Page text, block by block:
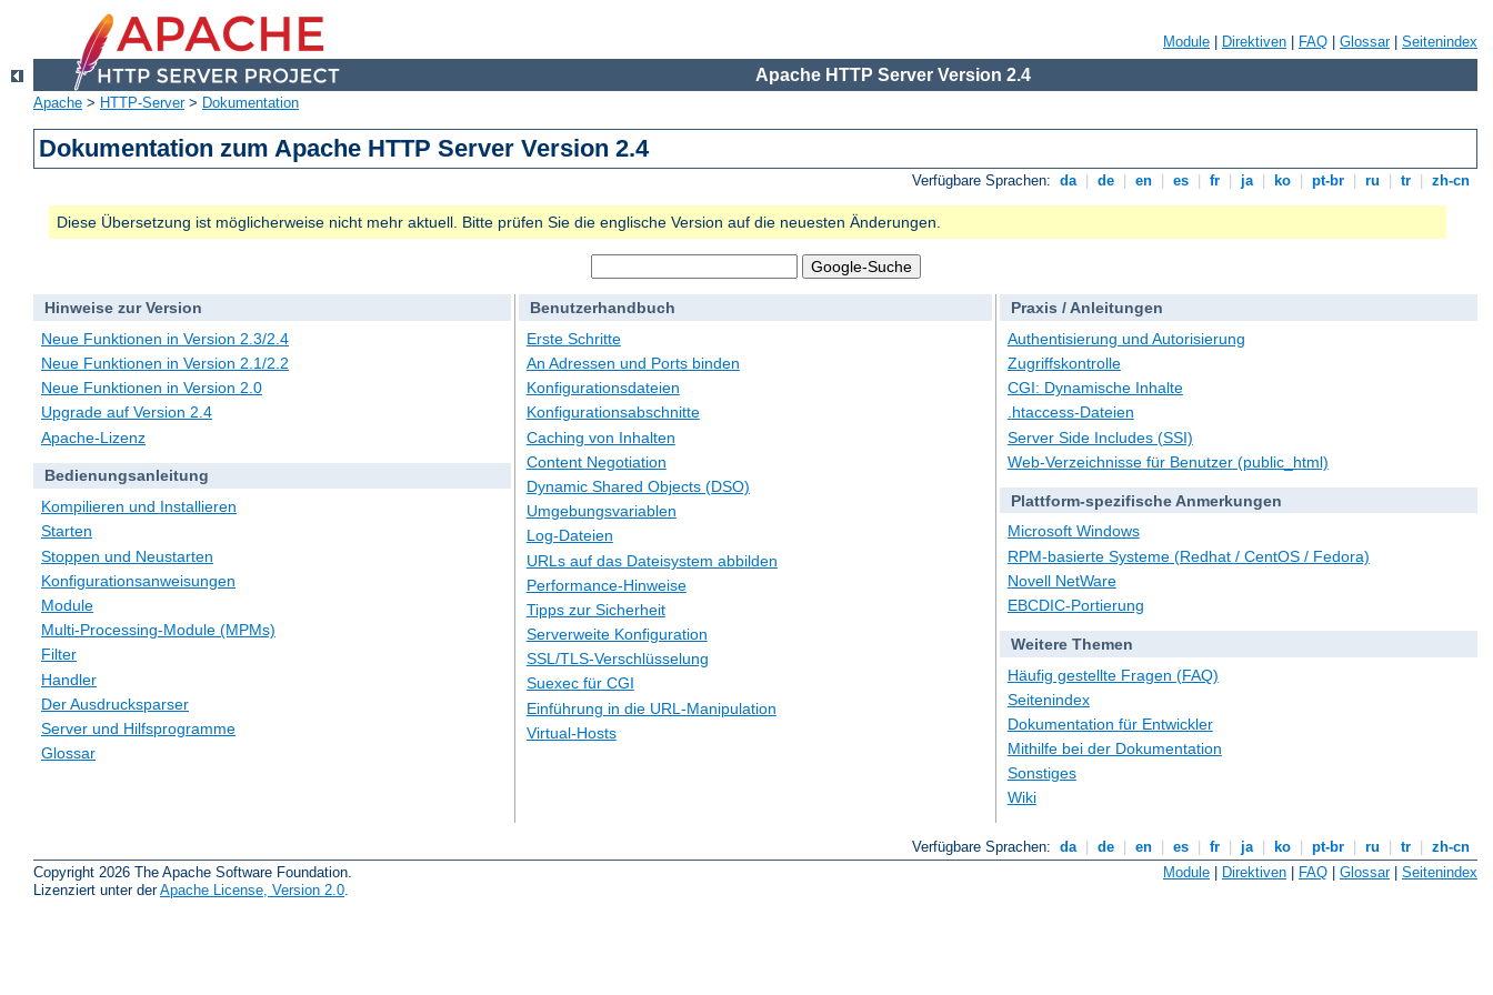
Module Direktiven FAQ Glossar| Seitenindex
Apache HTTP Server Version 2.4
Apache > HTTP-Server> Dokumentation
Dokumentation zum Apache HTTP Server Version 2.4
Verfügbare Sprachen: da de en es fr ja ko pt-br ru tr zh-cn
Diese Übersetzung ist möglicherweise nicht mehr aktuell. Bitte prüfen Sie die englische Version auf die neuesten Änderungen.
Hinweise zur Version
Neue Funktionen in Version 2.3/2.4
Neue Funktionen in Version 2.1/2.2
Neue Funktionen in Version 2.0
Upgrade auf Version 2.4
Apache-Lizenz
Bedienungsanleitung
Kompilieren und Installieren
Starten
Stoppen und Neustarten
Konfigurationsanweisungen
Module
Multi-Processing-Module (MPMs)
Filter
Handler
Der Ausdrucksparser
Server und Hilfsprogramme
Glossar
Benutzerhandbuch
Erste Schritte
An Adressen und Ports binden
Konfigurationsdateien
Konfigurationsabschnitte
Caching von Inhalten
Content Negotiation
Dynamic Shared Objects (DSO)
Umgebungsvariablen
Log-Dateien
URLs auf das Dateisystem abbilden
Performance-Hinweise
Tipps zur Sicherheit
Serverweite Konfiguration
SSL/TLS-Verschlüsselung
Suexec für CGI
Einführung in die URL-Manipulation
Virtual-Hosts
Praxis / Anleitungen
Authentisierung und Autorisierung
Zugriffskontrolle
CGI: Dynamische Inhalte
.htaccess-Dateien
Server Side Includes (SSI)
Web-Verzeichnisse für Benutzer (public_html)
Plattform-spezifische Anmerkungen
Microsoft Windows
RPM-basierte Systeme (Redhat / CentOS / Fedora)
Novell NetWare
EBCDIC-Portierung
Weitere Themen
Häufig gestellte Fragen (FAQ)
Seitenindex
Dokumentation für Entwickler
Mithilfe bei der Dokumentation
Sonstiges
Wiki
Verfügbare Sprachen: da de en es fr ja ko pt-br ru tr
zh-cn
Copyright 2026 The Apache Software Foundation.
Lizenziert unter derApache License, Version 2.0
Module | Direktiven | FAQ | Glossar| Seitenindex